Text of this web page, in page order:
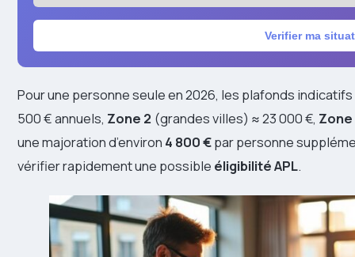
Verifier ma
Pour une personne seule en 2026, les plafonds
500 € annuels, Zone 2 (grandes villes) ≈ 23 000 €, Zone
une majoration d’environ 4 800 €par personne
vérifier rapidement une possible éligibilité APL.